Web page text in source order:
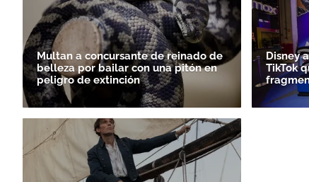
Multan a concursante de reinado de
belleza por bailar con una pitón en
peligro de extinción
Disney
TikTok